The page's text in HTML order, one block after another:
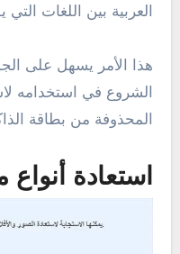
العربية بين اللغات التي
هذا الأمر يسهل على
الشروع في استخدامه
المحذوفة من بطاقة
استعادة